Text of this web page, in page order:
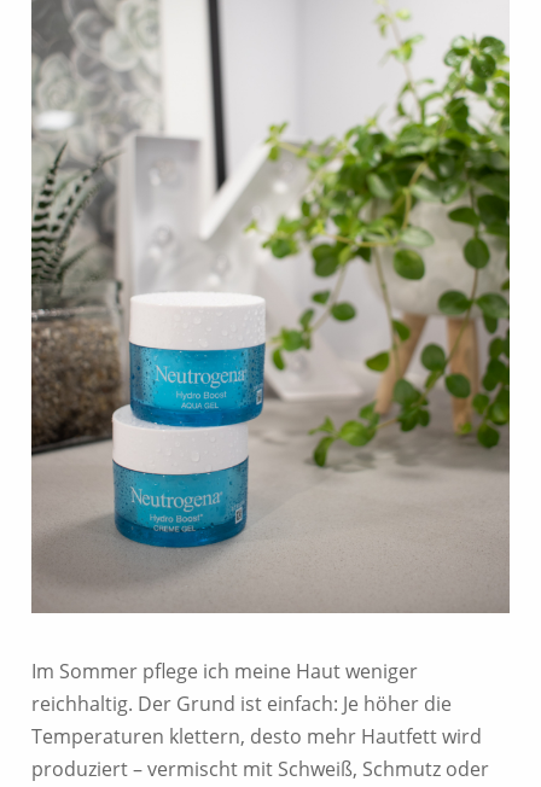
Im Sommer pflege ich meine Haut weniger
reichhaltig. Der Grund ist einfach: Je höher die
Temperaturen klettern, desto mehr Hautfett wird
produziert – vermischt mit Schweiß, Schmutz oder